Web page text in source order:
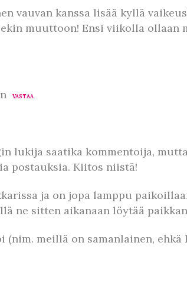
vauvan kanssa lisää kyllä
muuttoon! Ensi viikolla ollaan
VASTAA
lukija saatika kommentoija,
postauksia. Kiitos niistä!
ja on jopa lamppu
ne sitten aikanaan löytää
meillä on samanlainen, ehkä